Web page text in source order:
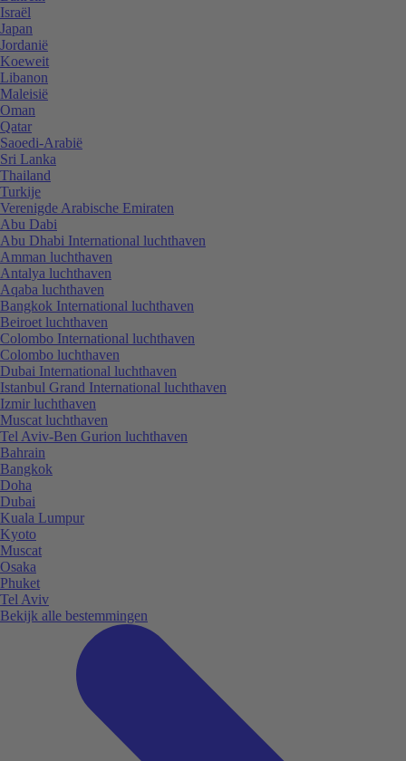
Israël
Japan
Jordanië
Koeweit
Libanon
Maleisië
Oman
Qatar
Saoedi-Arabië
Sri Lanka
Thailand
Turkije
Verenigde Arabische Emiraten
Abu Dabi
Abu Dhabi International luchthaven
Amman luchthaven
Antalya luchthaven
Aqaba luchthaven
Bangkok International luchthaven
Beiroet luchthaven
Colombo International luchthaven
Colombo luchthaven
Dubai International luchthaven
Istanbul Grand International luchthaven
Izmir luchthaven
Muscat luchthaven
Tel Aviv-Ben Gurion luchthaven
Bahrain
Bangkok
Doha
Dubai
Kuala Lumpur
Kyoto
Muscat
Osaka
Phuket
Tel Aviv
Bekijk alle bestemmingen